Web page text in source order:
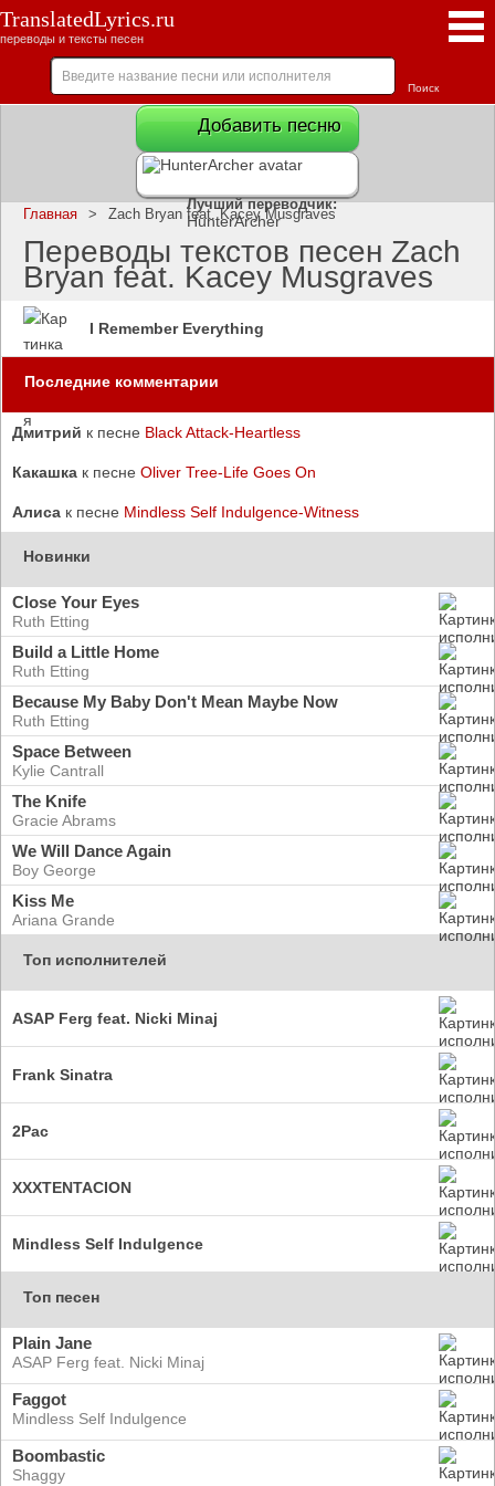
TranslatedLyrics.ru
переводы и тексты песен
Добавить песню
Лучший переводчик:
HunterArcher
Главная > Zach Bryan feat. Kacey Musgraves
Переводы текстов песен Zach
Bryan feat. Kacey Musgraves
I Remember Everything
Последние комментарии
Дмитрий к песне Black Attack-Heartless
Какашка к песне Oliver Tree-Life Goes On
Алиса к песне Mindless Self Indulgence-Witness
Новинки
Close Your Eyes
Ruth Etting
Build a Little Home
Ruth Etting
Because My Baby Don't Mean Maybe Now
Ruth Etting
Space Between
Kylie Cantrall
The Knife
Gracie Abrams
We Will Dance Again
Boy George
Kiss Me
Ariana Grande
Топ исполнителей
ASAP Ferg feat. Nicki Minaj
Frank Sinatra
2Pac
XXXTENTACION
Mindless Self Indulgence
Топ песен
Plain Jane
ASAP Ferg feat. Nicki Minaj
Faggot
Mindless Self Indulgence
Boombastic
Shaggy